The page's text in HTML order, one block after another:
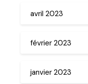
avril 2023
février 2023
janvier 2023